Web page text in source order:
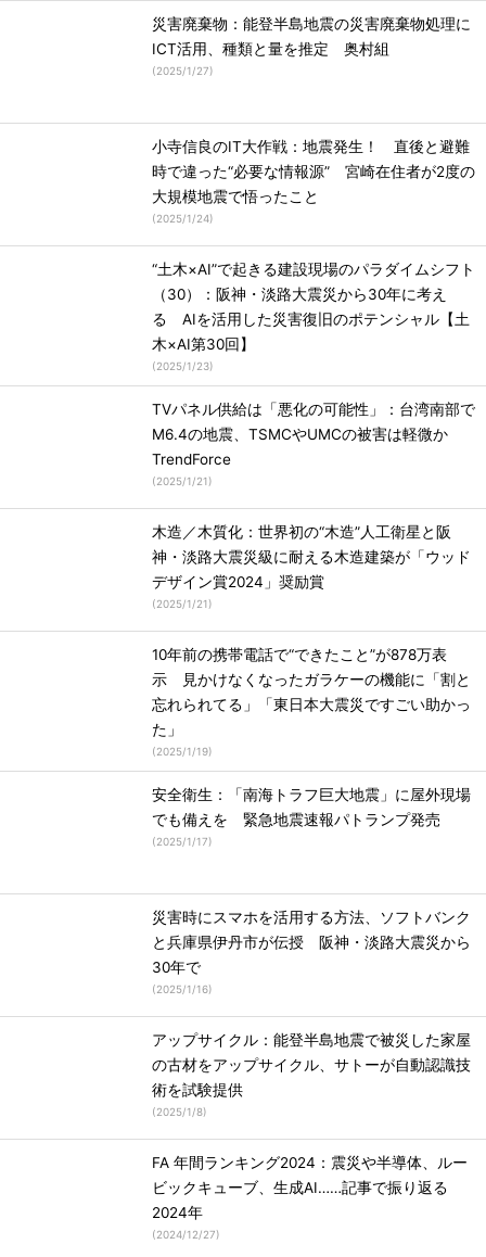
災害廃棄物：能登半島地震の災害廃棄物処理に
ICT活用、種類と量を推定 奥村組
(2025/1/27)
小寺信良のIT大作戦：地震発生！ 直後と避難
時で違った“必要な情報源” 宮崎在住者が2度の
大規模地震で悟ったこと
(2025/1/24)
“土木×AI”で起きる建設現場のパラダイムシフト
（30）：阪神・淡路大震災から30年に考え
る AIを活用した災害復旧のポテンシャル【土
木×AI第30回】
(2025/1/23)
TVパネル供給は「悪化の可能性」：台湾南部で
M6.4の地震、TSMCやUMCの被害は軽微か
TrendForce
(2025/1/21)
木造／木質化：世界初の“木造”人工衛星と阪
神・淡路大震災級に耐える木造建築が「ウッド
デザイン賞2024」奨励賞
(2025/1/21)
10年前の携帯電話で“できたこと”が878万表
示 見かけなくなったガラケーの機能に「割と
忘れられてる」「東日本大震災ですごい助かっ
た」
(2025/1/19)
安全衛生：「南海トラフ巨大地震」に屋外現場
でも備えを 緊急地震速報パトランプ発売
(2025/1/17)
災害時にスマホを活用する方法、ソフトバンク
と兵庫県伊丹市が伝授 阪神・淡路大震災から
30年で
(2025/1/16)
アップサイクル：能登半島地震で被災した家屋
の古材をアップサイクル、サトーが自動認識技
術を試験提供
(2025/1/8)
FA 年間ランキング2024：震災や半導体、ルー
ビックキューブ、生成AI……記事で振り返る
2024年
(2024/12/27)